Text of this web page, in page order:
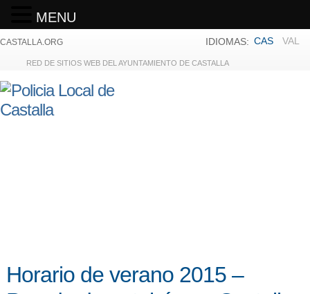
CASTALLA.ORG
RED DE SITIOS WEB DEL AYUNTAMIENTO DE CASTALLA
IDIOMAS: CAS VAL
Horario de verano 2015 –
MENU